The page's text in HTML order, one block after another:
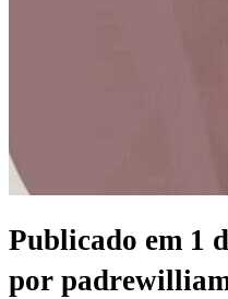
Publicado em 1
por